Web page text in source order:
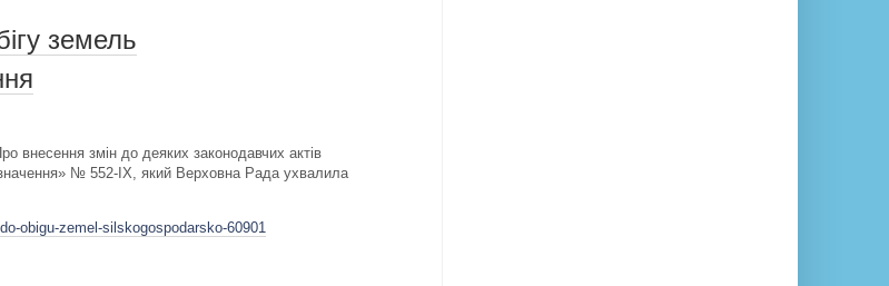
земель
внесення змін до деяких законодавчих актів
№ 552-ІХ, який Верховна Рада ухвалила
obigu-zemel-silskogospodarsko-60901